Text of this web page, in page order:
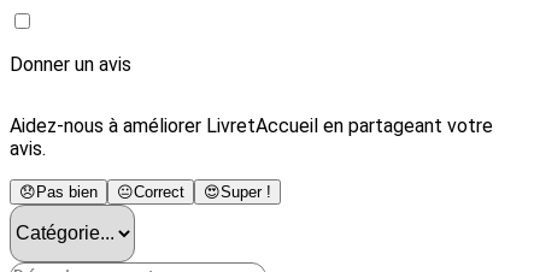
Donner un avis
Aidez-nous à améliorer LivretAccueil en partageant votre
avis.
😞 Pas bien 😐Correct 😍Super !